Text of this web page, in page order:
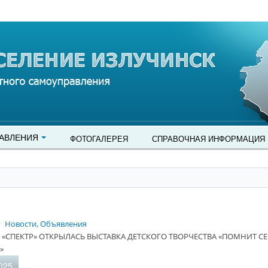
ФОТОГАЛЕРЕЯ СПРАВОЧНАЯ ИНФОРМАЦИЯ
Новости, Объявления
ОТКРЫЛАСЬ ВЫСТАВКА ДЕТСКОГО ТВОРЧЕСТВА «ПОМНИТ